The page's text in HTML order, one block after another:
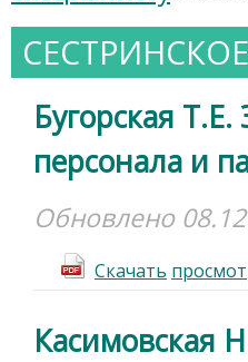
Бугорская
персонала и
Обновлено
Cкачать
Касимовская